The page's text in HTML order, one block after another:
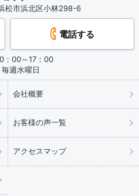
松市浜北区小林298-6
電話する
：00～17：00
毎週水曜日
会社概要
お客様の声一覧
アクセスマップ